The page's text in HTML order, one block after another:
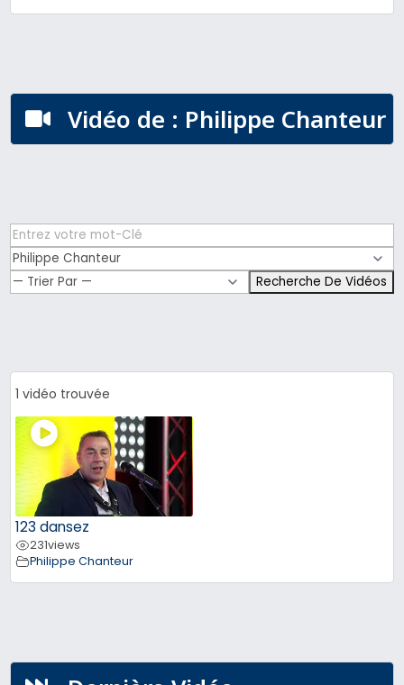
 Vidéo de : Philippe Chanteur
1 vidéo trouvée
123 dansez
231views
Philippe Chanteur